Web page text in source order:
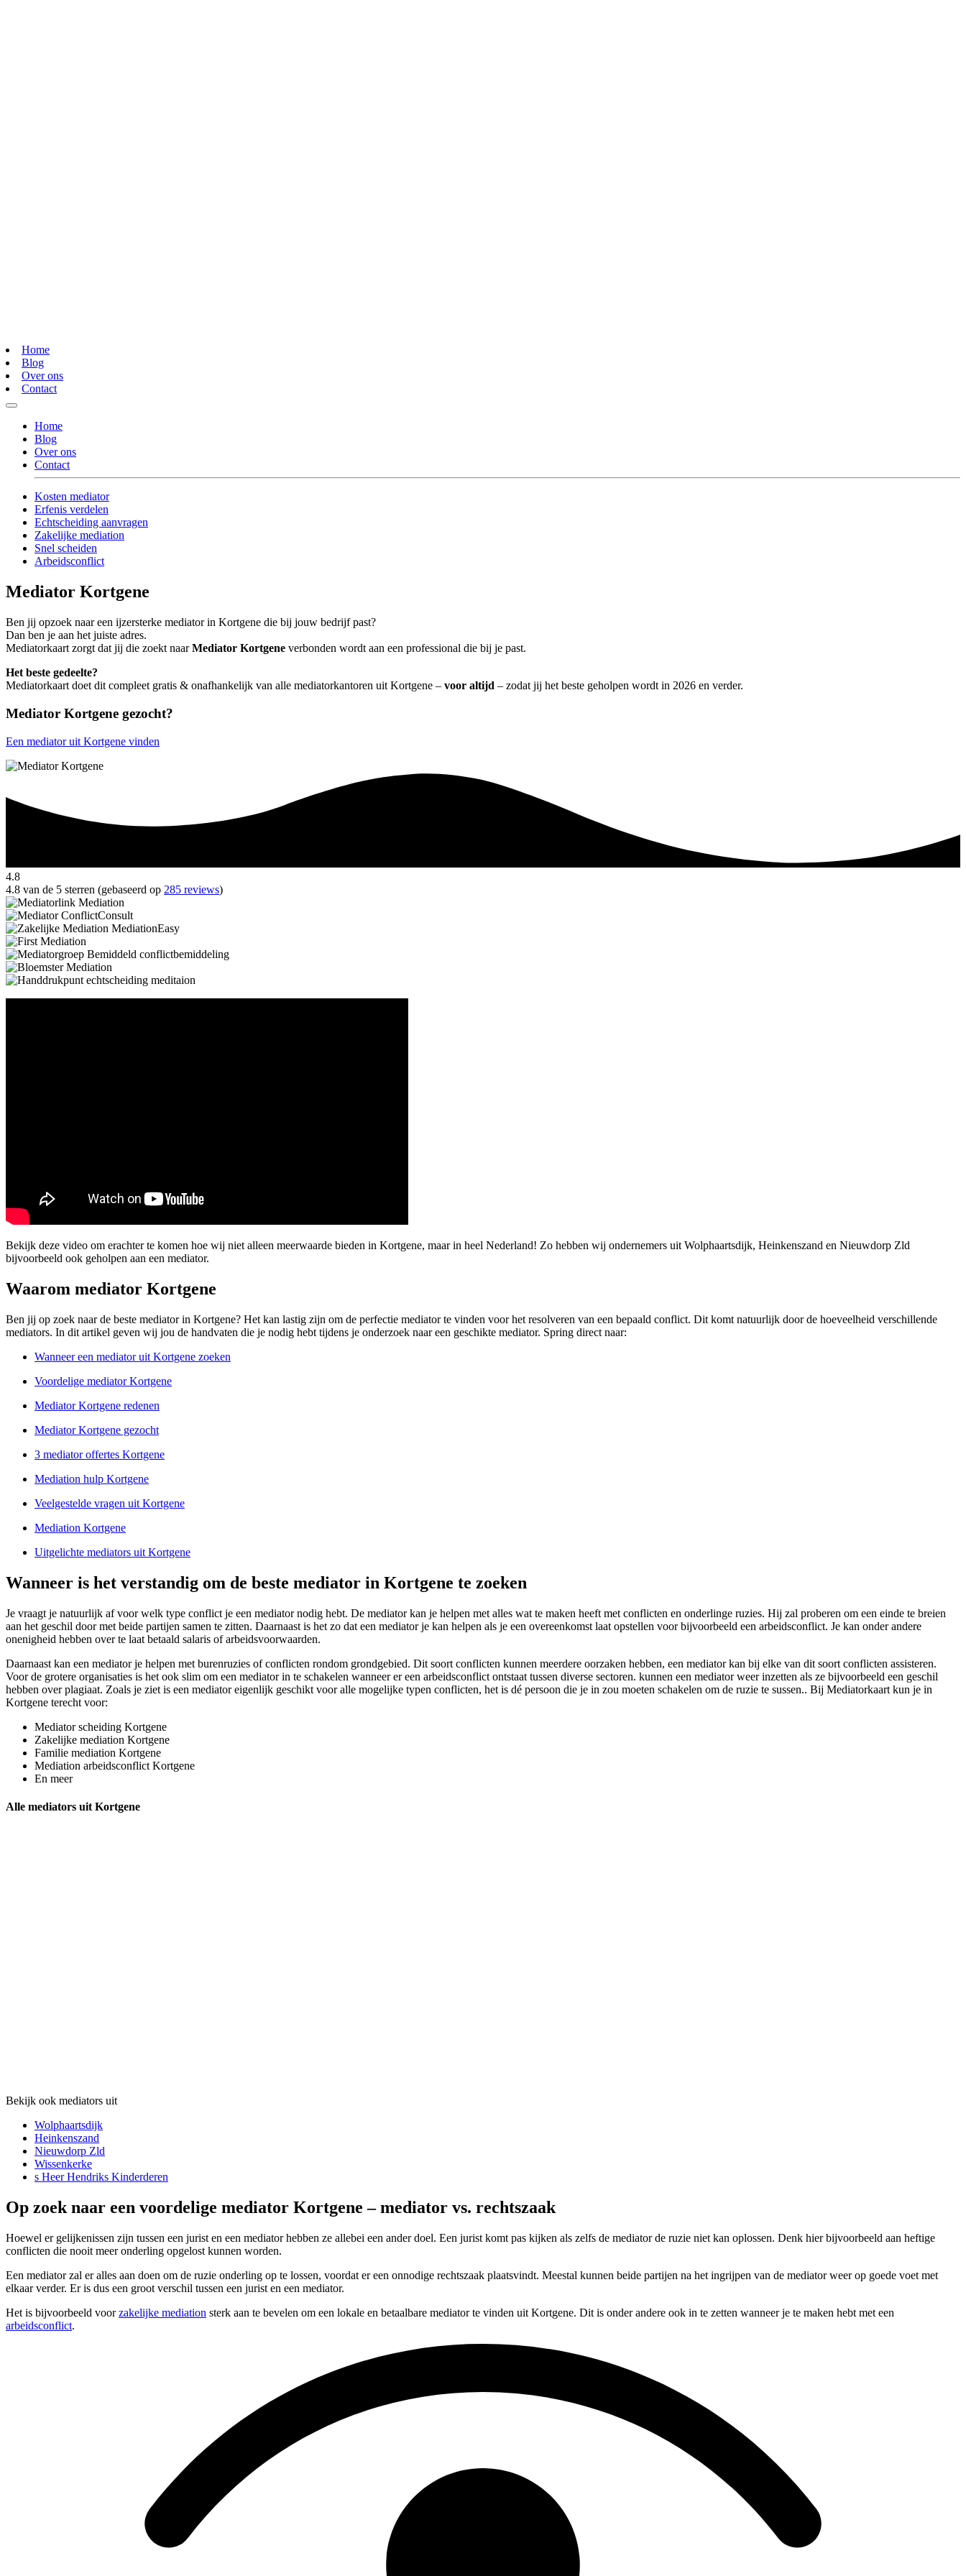
Home
Blog
Over ons
Contact
Home
Blog
Over ons
Contact
Kosten mediator
Erfenis verdelen
Echtscheiding aanvragen
Zakelijke mediation
Snel scheiden
Arbeidsconflict
Mediator Kortgene
Ben jij opzoek naar een ijzersterke mediator in Kortgene die bij jouw bedrijf past?
Dan ben je aan het juiste adres.
Mediatorkaart zorgt dat jij die zoekt naarMediator Kortgene verbonden wordt aan een professional die bij je past.
Het beste gedeelte?
Mediatorkaart doet dit compleet gratis & onafhankelijk van alle mediatorkantoren uit Kortgene – voor altijd – zodat jij het beste geholpen wordt in 2026 en verder.
Mediator Kortgene gezocht?
Een mediator uit Kortgene vinden
4.8
4.8 van de 5 sterren (gebaseerd op 285 reviews)
Bekijk deze video om erachter te komen hoe wij niet alleen meerwaarde bieden in Kortgene, maar in heel Nederland! Zo hebben wij ondernemers uit Wolphaartsdijk, Heinkenszand en Nieuwdorp Zld
bijvoorbeeld ook geholpen aan een mediator.
Waarom mediator Kortgene
Ben jij op zoek naar de beste mediator in Kortgene? Het kan lastig zijn om de perfectie mediator te vinden voor het resolveren van een bepaald conflict. Dit komt natuurlijk door de hoeveelheid verschillende
mediators. In dit artikel geven wij jou de handvaten die je nodig hebt tijdens je onderzoek naar een geschikte mediator. Spring direct naar:
Wanneer een mediator uit Kortgene zoeken
Voordelige mediator Kortgene
Mediator Kortgene redenen
Mediator Kortgene gezocht
3 mediator offertes Kortgene
Mediation hulp Kortgene
Veelgestelde vragen uit Kortgene
Mediation Kortgene
Uitgelichte mediators uit Kortgene
Wanneer is het verstandig om de beste mediator in Kortgene te zoeken
Je vraagt je natuurlijk af voor welk type conflict je een mediator nodig hebt. De mediator kan je helpen met alles wat te maken heeft met conflicten en onderlinge ruzies. Hij zal proberen om een einde te breien
aan het geschil door met beide partijen samen te zitten. Daarnaast is het zo dat een mediator je kan helpen als je een overeenkomst laat opstellen voor bijvoorbeeld een arbeidsconflict. Je kan onder andere
onenigheid hebben over te laat betaald salaris of arbeidsvoorwaarden.
Daarnaast kan een mediator je helpen met burenruzies of conflicten rondom grondgebied. Dit soort conflicten kunnen meerdere oorzaken hebben, een mediator kan bij elke van dit soort conflicten assisteren.
Voor de grotere organisaties is het ook slim om een mediator in te schakelen wanneer er een arbeidsconflict ontstaat tussen diverse sectoren. kunnen een mediator weer inzetten als ze bijvoorbeeld een geschil
hebben over plagiaat. Zoals je ziet is een mediator eigenlijk geschikt voor alle mogelijke typen conflicten, het is dé persoon die je in zou moeten schakelen om de ruzie te sussen.. Bij Mediatorkaart kun je in
Kortgene terecht voor:
Mediator scheiding Kortgene
Zakelijke mediation Kortgene
Familie mediation Kortgene
Mediation arbeidsconflict Kortgene
En meer
Alle mediators uit Kortgene
Bekijk ook mediators uit
Wolphaartsdijk
Heinkenszand
Nieuwdorp Zld
Wissenkerke
s Heer Hendriks Kinderderen
Op zoek naar een voordelige mediator Kortgene – mediator vs. rechtszaak
Hoewel er gelijkenissen zijn tussen een jurist en een mediator hebben ze allebei een ander doel. Een jurist komt pas kijken als zelfs de mediator de ruzie niet kan oplossen. Denk hier bijvoorbeeld aan heftige
conflicten die nooit meer onderling opgelost kunnen worden.
Een mediator zal er alles aan doen om de ruzie onderling op te lossen, voordat er een onnodige rechtszaak plaatsvindt. Meestal kunnen beide partijen na het ingrijpen van de mediator weer op goede voet met
elkaar verder. Er is dus een groot verschil tussen een jurist en een mediator.
Het is bijvoorbeeld voorzakelijke mediation sterk aan te bevelen om een lokale en betaalbare mediator te vinden uit Kortgene. Dit is onder andere ook in te zetten wanneer je te maken hebt met een
arbeidsconflict.